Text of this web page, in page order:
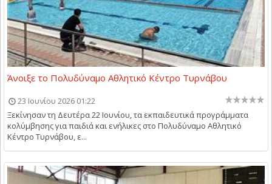
Άνοιξε το Πολυδύναμο Αθλητικό Κέντρο Τυρνάβου
23 Ιουνίου 2026 01:22
Ξεκίνησαν τη Δευτέρα 22 Ιουνίου, τα εκπαιδευτικά προγράμματα
κολύμβησης για παιδιά και ενήλικες στο Πολυδύναμο Αθλητικό
Κέντρο Τυρνάβου, ε...